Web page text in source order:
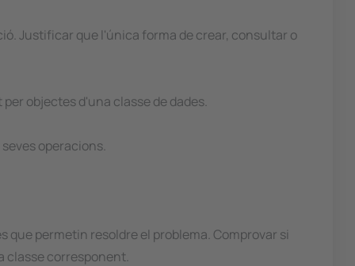
Justificar que l'única forma de crear, consultar o
objectes d'una classe de dades.
operacions.
permetin resoldre el problema. Comprovar si
classe corresponent.